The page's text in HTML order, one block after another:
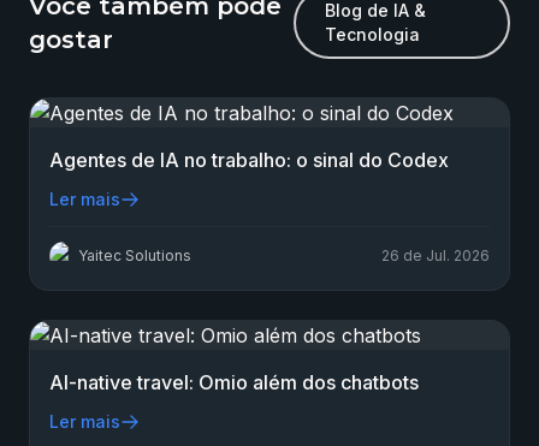
Você também pode
gostar
Blog de IA &
Tecnologia
Agentes de IA no trabalho: o sinal do Codex
Ler mais
Yaitec Solutions 26 de Jul. 2026
AI-native travel: Omio além dos chatbots
Ler mais